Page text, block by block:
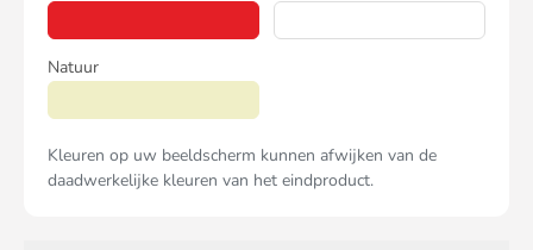
Natuur
Kleuren op uw beeldscherm kunnen afwijken van de
daadwerkelijke kleuren van het eindproduct.